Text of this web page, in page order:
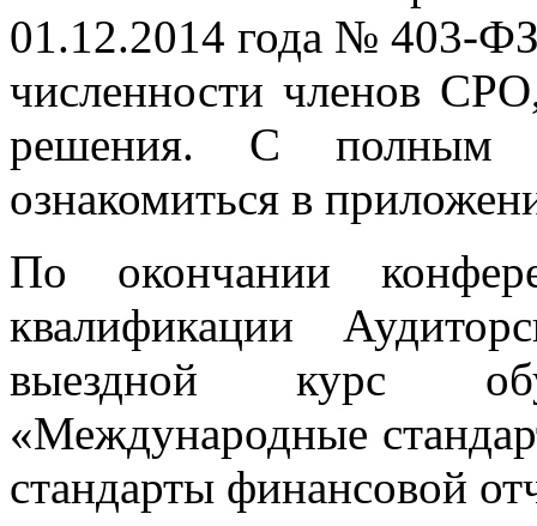
01.12.2014 года № 403-
численности членов
решения. С полным
ознакомиться в
По окончании
квалификации
выездной курс
«Международные
стандарты финансовой